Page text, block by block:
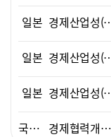
일본 경제산
일본 경제산
일본 경제산업성
국제기구 경제협력개발기구(OECD)